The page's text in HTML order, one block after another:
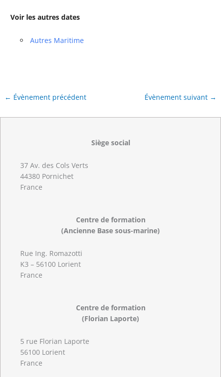
Voir les autres dates
Autres Maritime
← Évènement précédent Évènement suivant →
Siège social
37 Av. des Cols Verts
44380 Pornichet
France
Centre de formation
(Ancienne Base sous-marine)
Rue Ing. Romazotti
K3 – 56100 Lorient
France
Centre de formation
(Florian Laporte)
5 rue Florian Laporte
56100 Lorient
France